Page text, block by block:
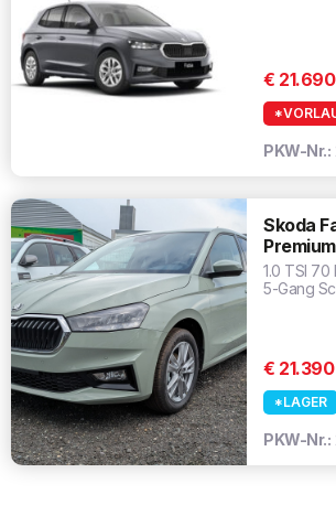
€ 21.690
PKW-Nr.:
Skoda
Premium
1.0 TSI 70
5-Gang
€ 21.390
*LAGER
PKW-Nr.: